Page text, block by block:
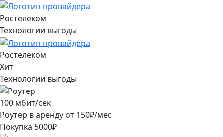
Ростелеком
Технологии выгоды
Ростелеком
Хит
Технологии выгоды
100 мбит/сек
Роутер в аренду от 150₽/мес
Покупка 5000₽